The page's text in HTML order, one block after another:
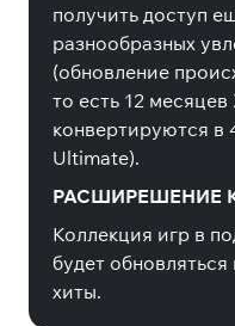
получить доступ
разнообразных
(обновление
то есть 12
конвертируются в
Ultimate).
РАСШИРЕШЕНИЕ
Коллекция игр в
будет
хиты.